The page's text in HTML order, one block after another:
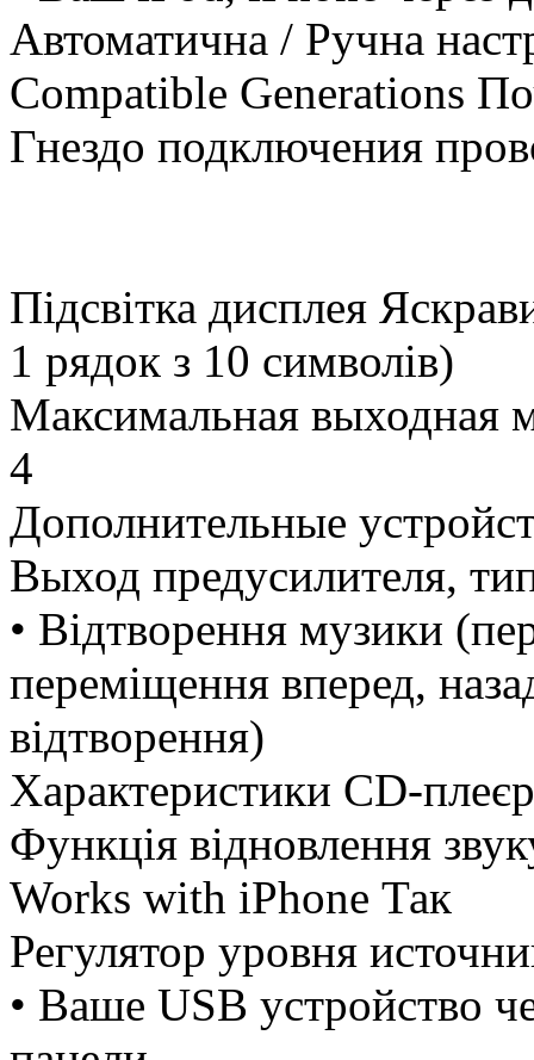
Автоматична / Ручна
Compatible Generations
Гнездо подключения
Підсвітка дисплея
1 рядок з 10 символів)
Максимальная выходная
4
Дополнительные
Выход предусилителя,
• Відтворення музики
переміщення вперед,
відтворення)
Характеристики CD-
Функція відновлення
Works with iPhone Так
Регулятор уровня
• Ваше USB устройство